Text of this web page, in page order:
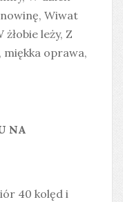
Wiwat
leży, Z
miękka oprawa,
NA
40 kolęd i